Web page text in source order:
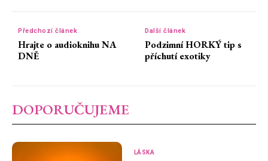
Předchozí článek
Hrajte o audioknihu NA
DNĚ
Další článek
Podzimní HORKÝ tip s
příchutí exotiky
DOPORUČUJEME
LÁSKA